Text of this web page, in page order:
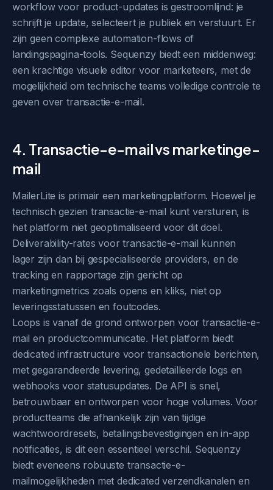
workflow voor product-updates is gestroomlijnd: je
schrijft je update, selecteert je publiek en verstuurt. Er
zijn geen complexe automation-flows of
landingspagina-tools. Sequenzy biedt een middenweg:
een krachtige visuele editor voor marketeers, met de
mogelijkheid om technische teams volledige controle te
geven over transactie-e-mail.
4. Transactie-e-mail vs marketinge-
mail
MailerLite is primair een marketingplatform. Hoewel je
technisch gezien transactie-e-mail kunt versturen, is
het platform niet geoptimaliseerd voor dit doel.
Deliverability-rates voor transactie-e-mail kunnen
lager zijn dan bij gespecialiseerde providers, en de
tracking en rapportage zijn gericht op
marketingmetrics zoals opens en kliks, niet op
leveringsstatussen en foutcodes.
Loops is vanaf de grond ontworpen voor transactie-e-
mail en productcommunicatie. Het platform biedt
dedicated infrastructure voor transactionele berichten,
met gegarandeerde levering, gedetailleerde logs en
webhooks voor statusupdates. De API is snel,
betrouwbaar en ontworpen voor hoge volumes. Voor
productteams die afhankelijk zijn van tijdige
wachtwoordresets, betalingsbevestigingen en in-app
notificaties, is dit een essentieel verschil. Sequenzy
biedt eveneens robuuste transactie-e-
mailmogelijkheden met dedicated verzendkanalen en